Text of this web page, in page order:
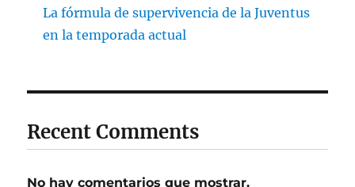
La fórmula de supervivencia de la Juventus
en la temporada actual
Recent Comments
No hay comentarios que mostrar.